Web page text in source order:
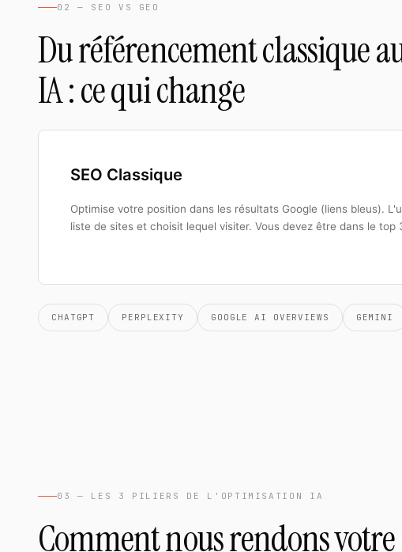
02 — SEO VS GEO
Du référencement classique
IA : ce qui change
SEO Classique
Optimise votre position dans les résultats Google (liens bleus).
liste de sites et choisit lequel visiter. Vous devez être dans le top
CHATGPT PERPLEXITY GOOGLE AI OVERVIEWS GEMINI
03 — LES 3 PILIERS DE L'OPTIMISATION IA
Comment nous rendons